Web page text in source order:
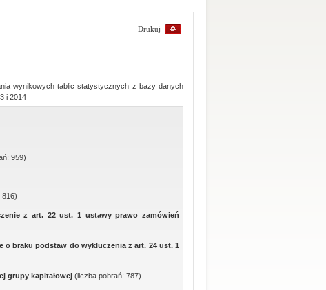
Drukuj
wynikowych tablic statystycznych z bazy danych
i 2014
959)
816)
z art. 22 ust. 1 ustawy prawo zamówień
o braku podstaw do wykluczenia z art. 24 ust. 1
grupy kapitałowej (liczba pobrań: 787)